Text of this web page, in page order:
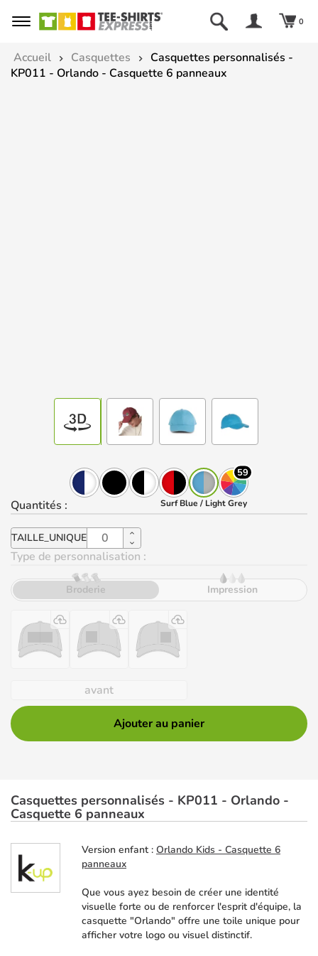
0
Accueil Casquettes
Casquettes personnalisés -
KP011 - Orlando - Casquette 6 panneaux
Surf Blue / Light Grey
59
Quantités :
TAILLE_UNIQUE
Type de personnalisation :
Broderie Impression
avant
Ajouter au panier
Casquettes personnalisés - KP011 - Orlando -
Casquette 6 panneaux
Version enfant : Orlando Kids - Casquette 6
panneaux
Que vous ayez besoin de créer une identité
visuelle forte ou de renforcer l'esprit d'équipe, la
casquette "Orlando" offre une toile unique pour
afficher votre logo ou visuel distinctif.